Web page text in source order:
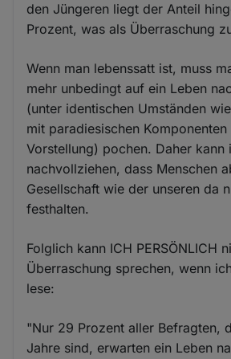
den Jüngeren liegt der Anteil
Prozent, was als Überraschung
Wenn man lebenssatt ist, muss
mehr unbedingt auf ein Leben
(unter identischen Umständen
mit paradiesischen
Vorstellung) pochen. Daher kann
nachvollziehen, dass Menschen
Gesellschaft wie der unseren da
festhalten.
Folglich kann ICH PERSÖNLICH
Überraschung sprechen, wenn
lese:
"Nur 29 Prozent aller Befragten,
Jahre sind, erwarten ein Leben